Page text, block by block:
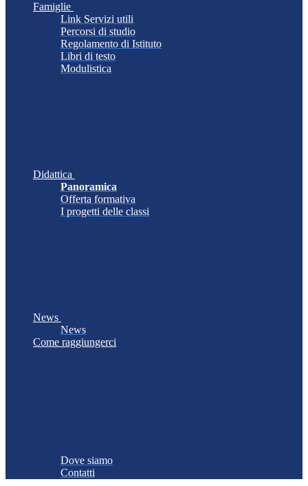
Famiglie
Link Servizi utili
Percorsi di studio
Regolamento di Istituto
Libri di testo
Modulistica
Didattica
Panoramica
Offerta formativa
I progetti delle classi
News
News
Come raggiungerci
Dove siamo
Contatti